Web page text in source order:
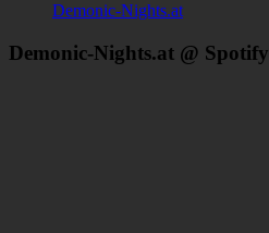
Demonic-Nights.at
Demonic-Nights.at @ Spotify